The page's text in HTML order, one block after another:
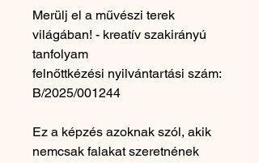
Merülj el a művészi terek
világában! - kreatív szakirányú
tanfolyam
felnőttkézési nyilvántartási szám:
B/2025/001244
Ez a képzés azoknak szól, akik
nemcsak falakat szeretnének